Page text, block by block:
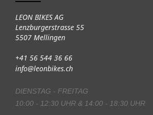
LEON BIKES AG
Lenzburgerstrasse 55
5507 Mellingen
+41 56 544 36 66
info@leonbikes.ch
DIENSTAG - FREITAG
10:00 - 12:30 UHR & 14:00 - 18:30 UHR